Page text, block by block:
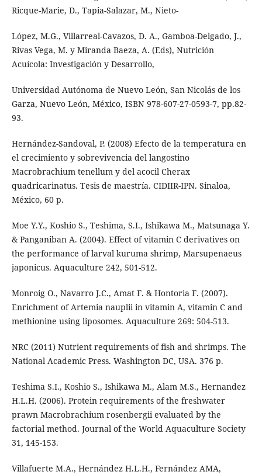
Ricque-Marie, D., Tapia-Salazar, M., Nieto-
López, M.G., Villarreal-Cavazos, D. A., Gamboa-Delgado, J.,
Rivas Vega, M. y Miranda Baeza, A. (Eds), Nutrición
Acuícola: Investigación y Desarrollo,
Universidad Autónoma de Nuevo León, San Nicolás de los
Garza, Nuevo León, México, ISBN 978-607-27-0593-7, pp.82-
93.
Hernández-Sandoval, P. (2008) Efecto de la temperatura en
el crecimiento y sobrevivencia del langostino
Macrobrachium tenellum y del acocil Cherax
quadricarinatus. Tesis de maestría. CIDIIR-IPN. Sinaloa,
México, 60 p.
Moe Y.Y., Koshio S., Teshima, S.I., Ishikawa M., Matsunaga Y.
& Panganiban A. (2004). Effect of vitamin C derivatives on
the performance of larval kuruma shrimp, Marsupenaeus
japonicus. Aquaculture 242, 501-512.
Monroig O., Navarro J.C., Amat F. & Hontoria F. (2007).
Enrichment of Artemia nauplii in vitamin A, vitamin C and
methionine using liposomes. Aquaculture 269: 504-513.
NRC (2011) Nutrient requirements of fish and shrimps. The
National Academic Press. Washington DC, USA. 376 p.
Teshima S.I., Koshio S., Ishikawa M., Alam M.S., Hernandez
H.L.H. (2006). Protein requirements of the freshwater
prawn Macrobrachium rosenbergii evaluated by the
factorial method. Journal of the World Aquaculture Society
31, 145-153.
Villafuerte M.A., Hernández H.L.H., Fernández AMA,